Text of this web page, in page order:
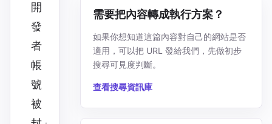
開
發
者
帳
號
被
需要把內容轉成執行方案？
如果你想知道這篇內容對自己的網站是否
適用，可以把 URL 發給我們，先做初步
搜尋可見度判斷。
查看搜尋資訊庫